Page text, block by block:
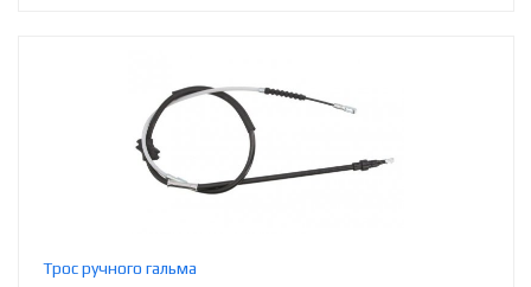
Трос ручного гальма